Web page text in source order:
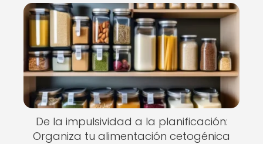
De la impulsividad a la planificación:
Organiza tu alimentación cetogénica